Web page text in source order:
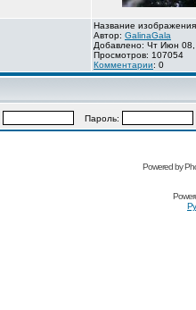
Название
Автор: GalinaGala
Добавлено: Чт Июн
Просмотров: 107054
Комментарии: 0
Пароль:
Powered by